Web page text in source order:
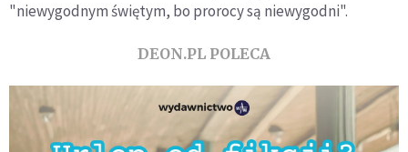
"niewygodnym świętym, bo prorocy są niewygodni".
DEON.PL POLECA